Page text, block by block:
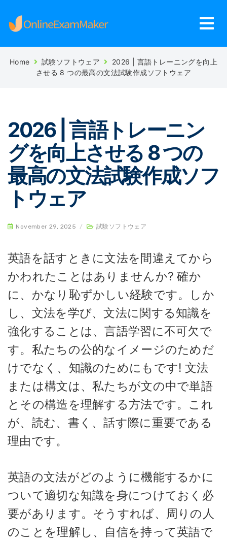
Home 試験ソフトウェア
2026 | 言語トレーニングを向上
させる 8 つの最高の文法試験作成ソフトウェア
2026 | 言語トレーニン
グを向上させる 8 つの
最高の文法試験作成ソフ
トウェア
November 29, 2025 / 試験ソフトウェア
英語を話すときに文法を間違えてから
かわれたことはありませんか? 確か
に、かなり恥ずかしい経験です。しか
し、文法を学び、文法に関する知識を
強化することは、言語学習に不可欠で
す。私たちの公的なイメージのためだ
けでなく、知識のためにもです! 文法
または構文は、私たちが文の中で単語
とその構造を理解する方法です。これ
が、読む、書く、話す際に重要である
理由です。
英語の文法がどのように機能するかに
ついて適切な知識を身につけておく必
要があります。そうすれば、周りの人
のことを理解し、自信を持って英語で